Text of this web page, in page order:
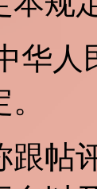
华人
跟帖